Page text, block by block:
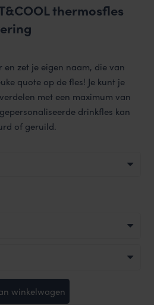
thermosfles
zet je eigen naam, die van
quote op de fles! Je kunt je
met een maximum van
drinkfles kan
of geruild.
winkelwagen